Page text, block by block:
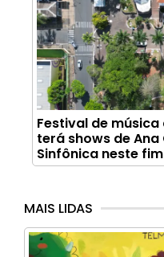
Festival de
terá shows de
Sinfônica neste
MAIS LIDAS